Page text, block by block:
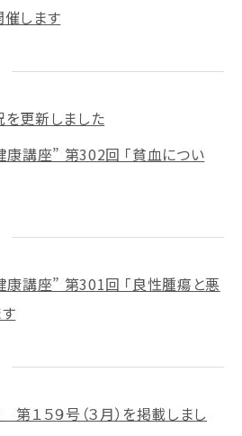
します
を更新しました
康講座” 第302回 「貧血につい
康講座” 第301回 「良性腫瘍と悪
１５９号（３月）を掲載しまし